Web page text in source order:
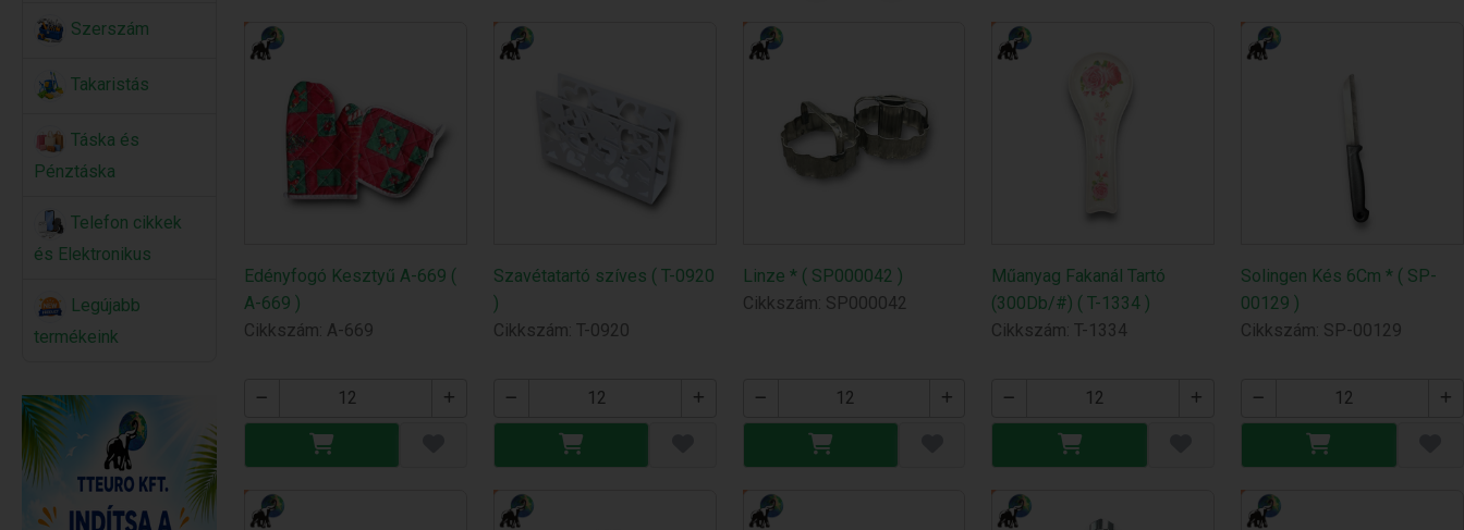
Szerszám
Takaristás
Táska és
Pénztáska
Telefon cikkek
és Elektronikus
Legújabb
termékeink
Edényfogó Kesztyű A-669 (
A-669 )
Cikkszám: A-669
Szavétatartó szíves ( T-0920
)
Cikkszám: T-0920
Linze * ( SP000042 )
Cikkszám: SP000042
Műanyag Fakanál Tartó
(300Db/#) ( T-1334 )
Cikkszám: T-1334
Solingen Kés 6Cm * ( SP-
00129 )
Cikkszám: SP-00129